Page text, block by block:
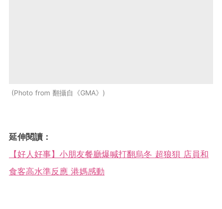
Photo from 翻攝自《GMA》
延伸閱讀：
【好人好事】小朋友餐廳爆喊打翻烏冬 超狼狽 店員和
食客高水準反應 港媽感動